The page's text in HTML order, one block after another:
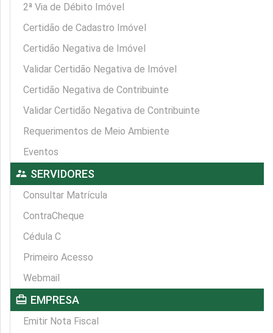
2ª Via de Débito Imóvel
Certidão de Cadastro Imóvel
Certidão Negativa de Imóvel
Validar Certidão Negativa de Imóvel
Certidão Negativa de Contribuinte
Validar Certidão Negativa de Contribuinte
Requerimentos de Meio Ambiente
Eventos
supervisor_account SERVIDORES
Consultar Matrícula
ContraCheque
Cédula C
Primeiro Acesso
Webmail
card_travel EMPRESA
Emitir Nota Fiscal